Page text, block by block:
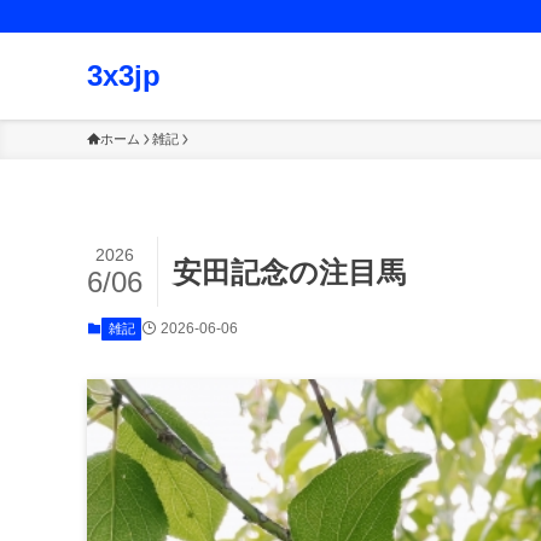
3x3jp
ホーム 雑記
安田記念の注目馬
2026
6/06
雑記 2026-06-06